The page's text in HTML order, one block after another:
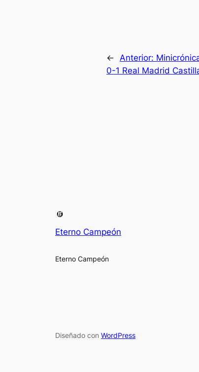
← Anterior:
0-1 Real Madrid
Eterno Campeón
Eterno Campeón
Diseñado con WordPress